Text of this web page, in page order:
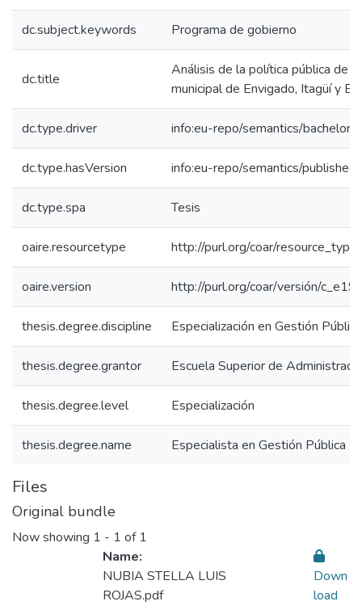
dc.subject.keywords Programa de gobierno
dc.title
Análisis de la política pública de
municipal de Envigado, Itagüí y
dc.type.driver info:eu-repo/semantics/
dc.type.hasVersion info:eu-repo/semantics/
dc.type.spa Tesis
oaire.resourcetype http://purl.org/coar/
oaire.version http://purl.org/coar/versión/
thesis.degree.discipline Especialización en Gestión Pública
thesis.degree.grantor Escuela Superior de
thesis.degree.level Especialización
thesis.degree.name Especialista en Gestión Pública
Files
Original bundle
Now showing 1 - 1 of 1
Name:
NUBIA STELLA LUIS
ROJAS.pdf
Down
load